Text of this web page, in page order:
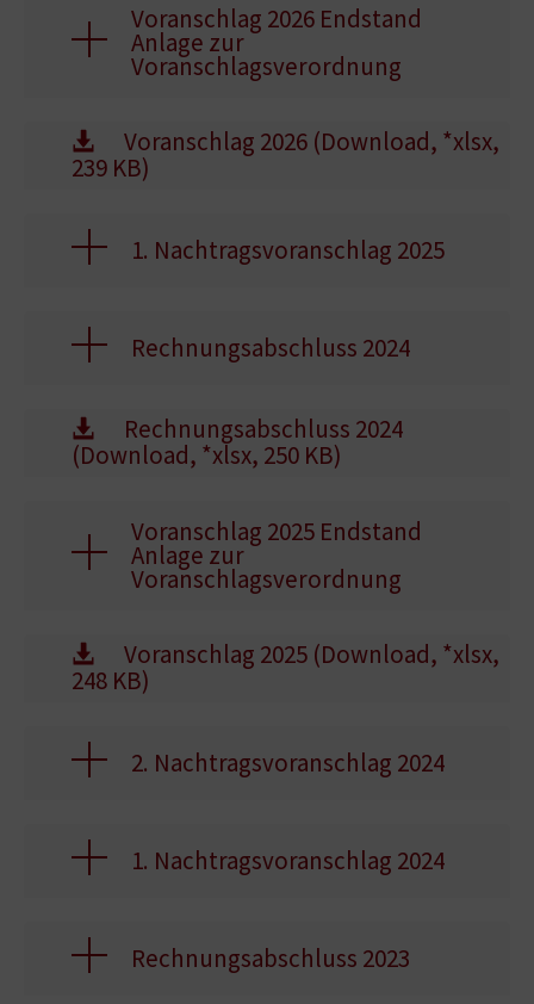
Voranschlag 2026 Endstand
Anlage zur
Voranschlagsverordnung
Voranschlag 2026 (Download, *xlsx,
239 KB)
1. Nachtragsvoranschlag 2025
Rechnungsabschluss 2024
Rechnungsabschluss 2024
(Download, *xlsx, 250 KB)
Voranschlag 2025 Endstand
Anlage zur
Voranschlagsverordnung
Voranschlag 2025 (Download, *xlsx,
248 KB)
2. Nachtragsvoranschlag 2024
1. Nachtragsvoranschlag 2024
Rechnungsabschluss 2023